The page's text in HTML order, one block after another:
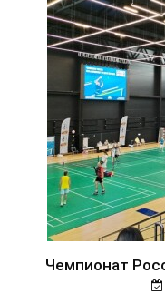
Чемпионат